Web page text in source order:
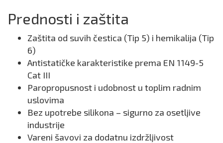
Prednosti i zaštita
Zaštita od suvih čestica (Tip 5) i hemikalija (Tip
6)
Antistatičke karakteristike prema EN 1149-5
Cat III
Paropropusnost i udobnost u toplim radnim
uslovima
Bez upotrebe silikona – sigurno za osetljive
industrije
Vareni šavovi za dodatnu izdržljivost